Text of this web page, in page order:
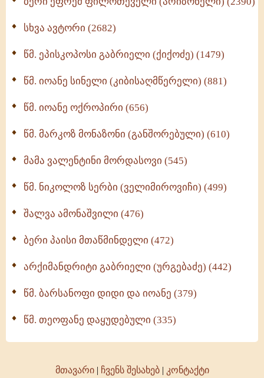
სულიერი ცხოვრების სახელმძღვანელო -
ნაწილი II (369)
სხვა ავტორი (2682)
წმ. ეპისკოპოსი გაბრიელი (ქიქოძე) (1479)
წმ. იოანე სინელი (კიბისაღმწერელი) (881)
წმ. იოანე ოქროპირი (656)
წმ. მარკოზ მონაზონი (განშორებული) (610)
მამა ვალენტინი მორდასოვი (545)
წმ. ნიკოლოზ სერბი (ველიმიროვიჩი) (499)
შალვა ამონაშვილი (476)
ბერი პაისი მთაწმინდელი (472)
არქიმანდრიტი გაბრიელი (ურგებაძე) (442)
წმ. ბარსანოფი დიდი და იოანე (379)
წმ. თეოფანე დაყუდებული (335)
მთავარი| ჩვენს შესახებ| კონტაქტი